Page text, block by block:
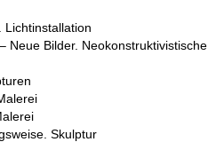
Lichtinstallation
Neue Bilder. Neokonstruktivistische
Skulptur